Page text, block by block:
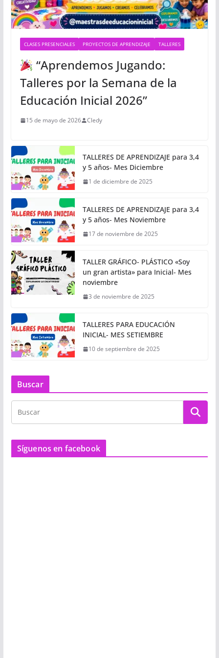
CLASES PRESENCIALES PROYECTOS DE APRENDIZAJE TALLERES
“Aprendemos Jugando:
Talleres por la Semana de la
Educación Inicial 2026”
15 de mayo de 2026 Cledy
TALLERES DE APRENDIZAJE para 3,4
y 5 años- Mes Diciembre
1 de diciembre de 2025
TALLERES DE APRENDIZAJE para 3,4
y 5 años- Mes Noviembre
17 de noviembre de 2025
TALLER GRÁFICO- PLÁSTICO «Soy
un gran artista» para Inicial- Mes
noviembre
3 de noviembre de 2025
TALLERES PARA EDUCACIÓN
INICIAL- MES SETIEMBRE
10 de septiembre de 2025
Buscar
Síguenos en facebook